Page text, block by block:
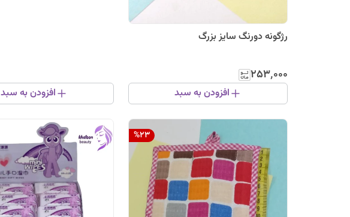
رژگونه دورنگ سایز بزرگ
۲۵۳٬۰۰۰
افزودن به سبد افزودن به سبد
%23